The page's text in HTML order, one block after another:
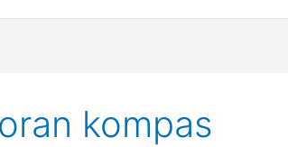
kompas